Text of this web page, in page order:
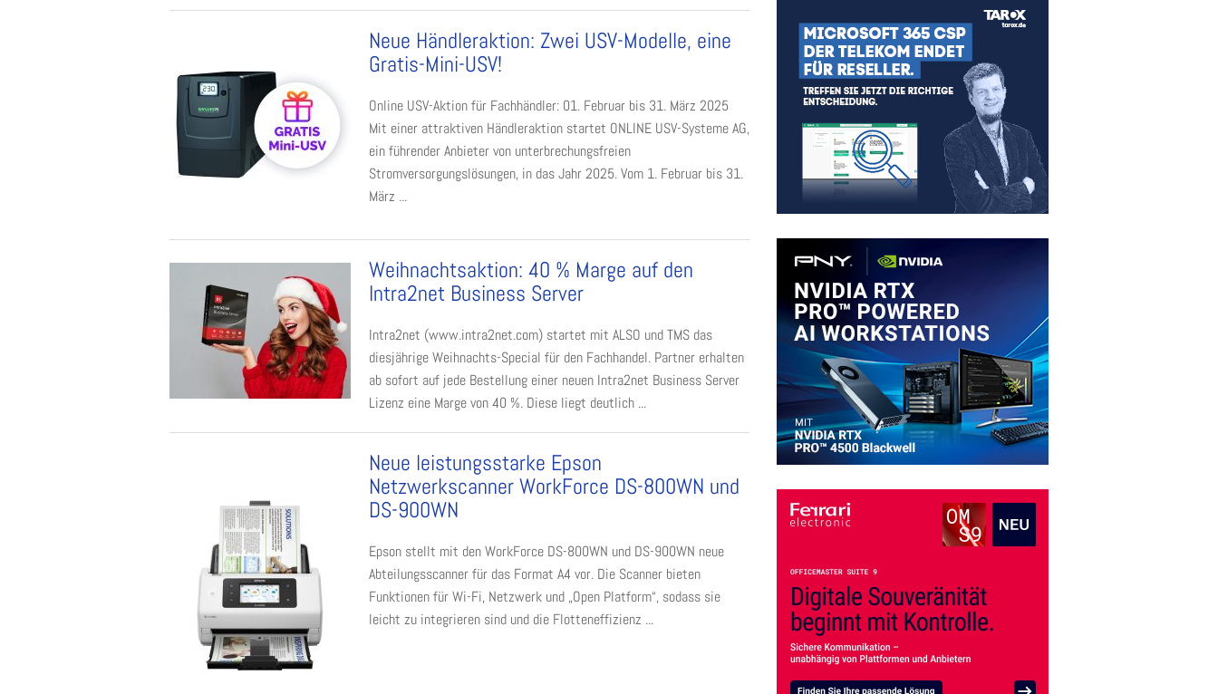
Neue Händleraktion: Zwei USV-Modelle, eine
Gratis-Mini-USV!
Online USV-Aktion für Fachhändler: 01. Februar bis 31. März 2025
Mit einer attraktiven Händleraktion startet ONLINE USV-Systeme AG,
ein führender Anbieter von unterbrechungsfreien
Stromversorgungslösungen, in das Jahr 2025. Vom 1. Februar bis 31.
März ...
Weihnachtsaktion: 40 % Marge auf den
Intra2net Business Server
Intra2net (www.intra2net.com) startet mit ALSO und TMS das
diesjährige Weihnachts-Special für den Fachhandel. Partner erhalten
ab sofort auf jede Bestellung einer neuen Intra2net Business Server
Lizenz eine Marge von 40 %. Diese liegt deutlich ...
Neue leistungsstarke Epson
Netzwerkscanner WorkForce DS-800WN und
DS-900WN
Epson stellt mit den WorkForce DS-800WN und DS-900WN neue
Abteilungsscanner für das Format A4 vor. Die Scanner bieten
Funktionen für Wi-Fi, Netzwerk und „Open Platform“, sodass sie
leicht zu integrieren sind und die Flotteneffizienz ...